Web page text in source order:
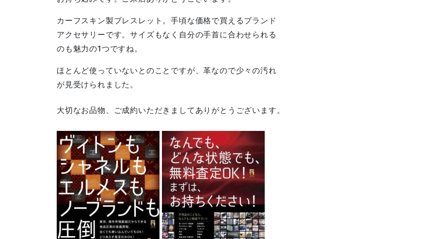
カーフスキン製ブレスレット。手頃な価格で買えるブランド
アクセサリーです。サイズもなく自分の手首に合わせられる
のも魅力の1つですね。
ほとんど使っていないとのことですが、革なので少々の汚れ
が見受けられました。
大切なお品物、ご成約いただきましてありがとうございます。